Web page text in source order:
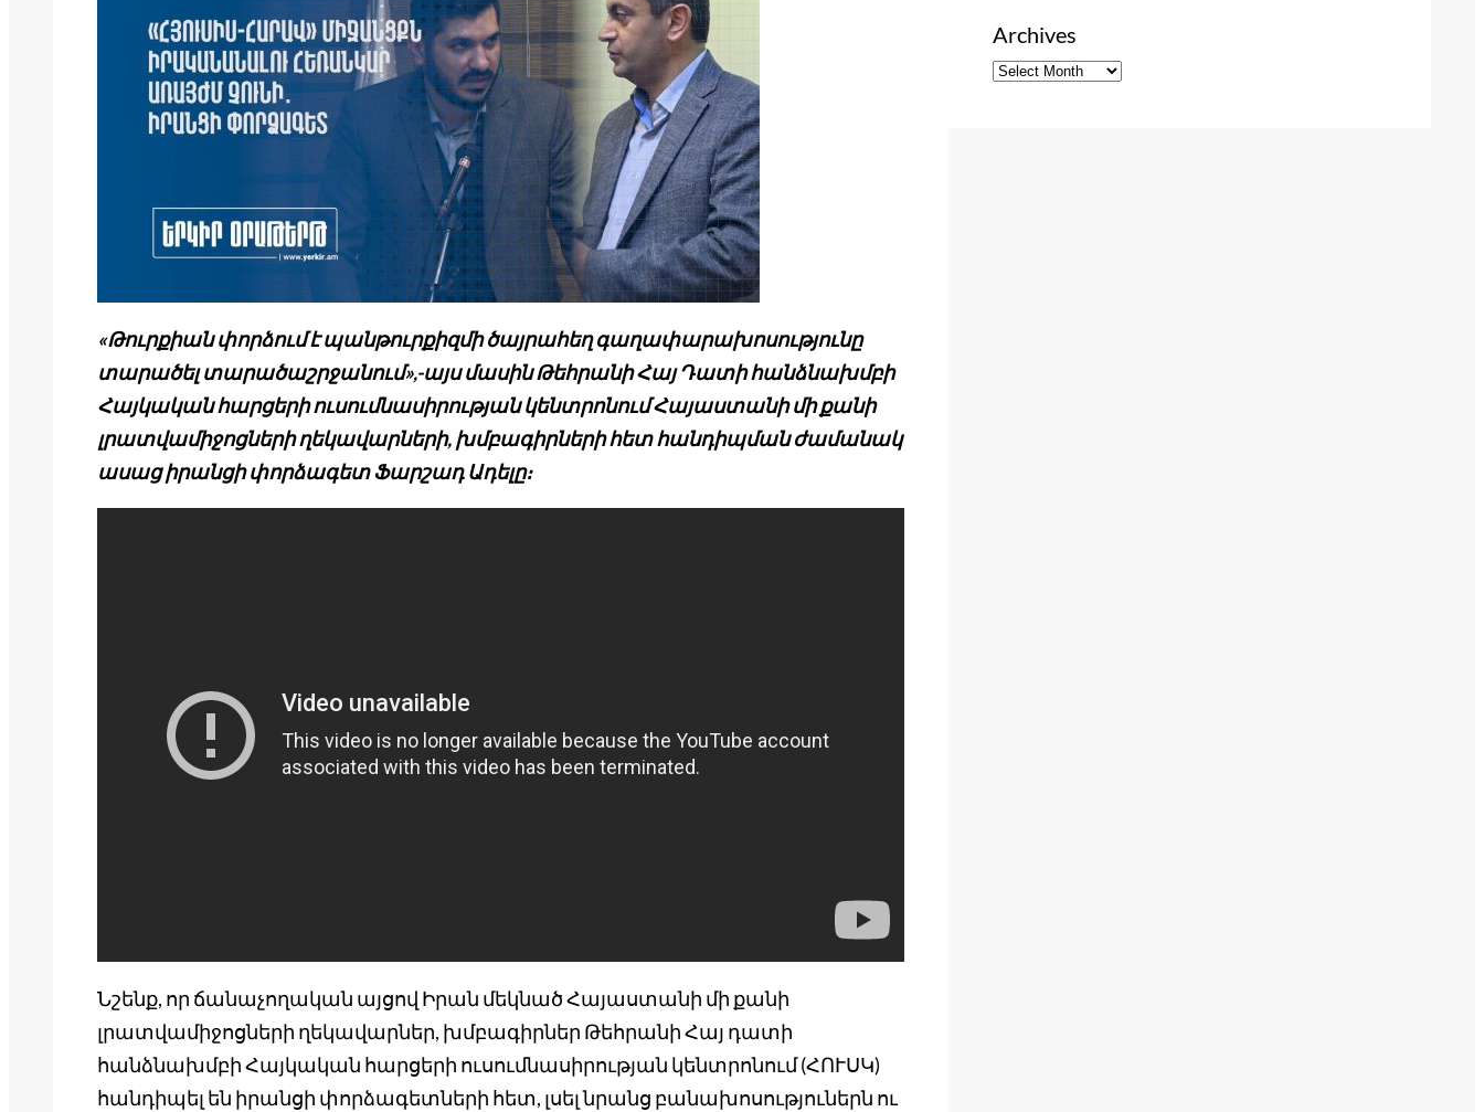
«Թուրքիան փորձում է պանթուրքիզմի ծայրահեղ գաղափարախոսությունը
տարածել տարածաշրջանում»,-այս մասին Թեհրանի Հայ Դատի հանձնախմբի
Հայկական հարցերի ուսումնասիրության կենտրոնում Հայաստանի մի քանի
լրատվամիջոցների ղեկավարների, խմբագիրների հետ հանդիպման ժամանակ
ասաց իրանցի փորձագետ Ֆարշադ Ադելը։
Նշենք, որ ճանաչողական այցով Իրան մեկնած Հայաստանի մի քանի
լրատվամիջոցների ղեկավարներ, խմբագիրներ Թեհրանի Հայ դատի
հանձնախմբի Հայկական հարցերի ուսումնասիրության կենտրոնում (ՀՈՒՍԿ)
հանդիպել են իրանցի փորձագետների հետ, լսել նրանց բանախոսություներն ու
Archives